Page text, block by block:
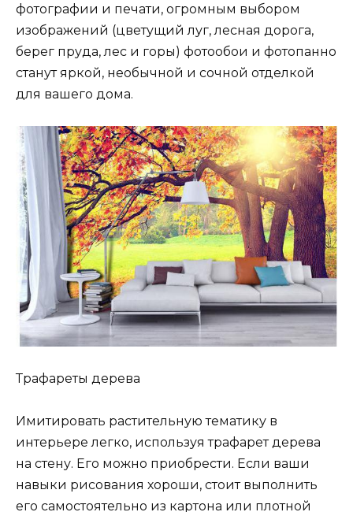
фотографии и печати, огромным выбором
изображений (цветущий луг, лесная дорога,
берег пруда, лес и горы) фотообои и фотопанно
станут яркой, необычной и сочной отделкой
для вашего дома.
Трафареты дерева
Имитировать растительную тематику в
интерьере легко, используя трафарет дерева
на стену. Его можно приобрести. Если ваши
навыки рисования хороши, стоит выполнить
его самостоятельно из картона или плотной